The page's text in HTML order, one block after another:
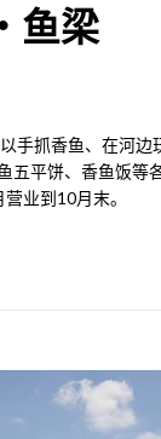
鱼梁
手抓香鱼、在河边
五平饼、香鱼饭等
业到10月末。